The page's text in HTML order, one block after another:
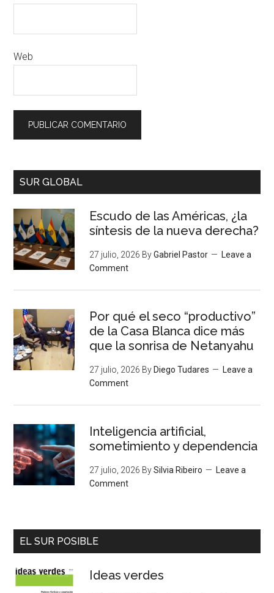
Web
SUR GLOBAL
Escudo de las Américas, ¿la
síntesis de la nueva derecha?
27 julio, 2026 ByGabriel Pastor
Leave a
Comment
Por qué el seco “productivo”
de la Casa Blanca dice más
que la sonrisa de Netanyahu
27 julio, 2026 By Diego Tudares
Leave a
Comment
Inteligencia artificial,
sometimiento y dependencia
27 julio, 2026 BySilvia Ribeiro
Leave a
Comment
EL SUR POSIBLE
Ideas verdes